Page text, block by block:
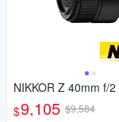
NIKKOR Z 40mm f/2
$9,105 $9,584